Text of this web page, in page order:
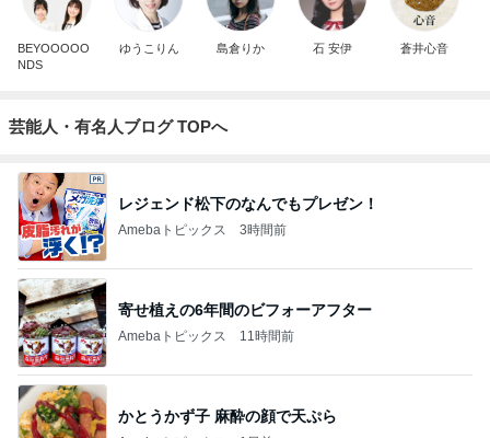
BEYOOOOO
NDS
ゆうこりん 島倉りか 石 安伊 蒼井心音
芸能人・有名人ブログ TOPへ
レジェンド松下のなんでもプレゼン！
Amebaトピックス 3時間前
寄せ植えの6年間のビフォーアフター
Amebaトピックス 11時間前
かとうかず子 麻酔の顔で天ぷら